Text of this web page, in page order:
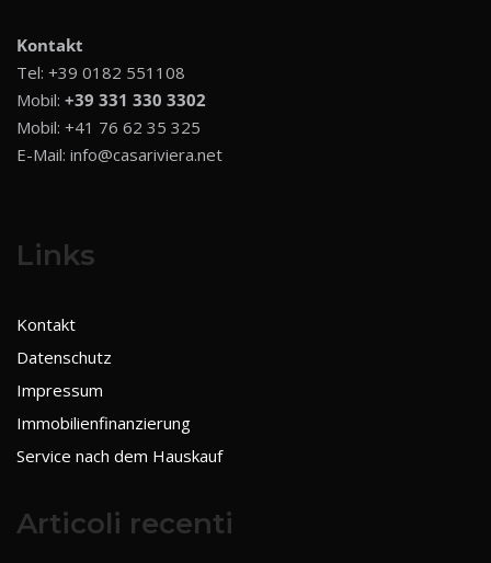
Kontakt
Tel: +39 0182 551108
Mobil: +39 331 330 3302
Mobil: +41 76 62 35 325
E-Mail: info@casariviera.net
Links
Kontakt
Datenschutz
Impressum
Immobilienfinanzierung
Service nach dem Hauskauf
Articoli recenti